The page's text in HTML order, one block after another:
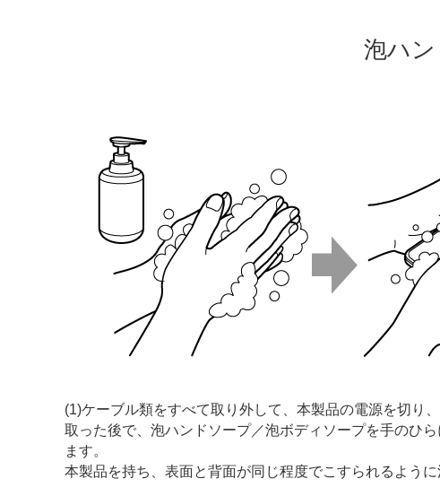
泡ハ
(1)ケーブル類をすべて取り外して、本製品の電源を切り
取った後で、泡ハンドソープ／泡ボディソープを手のひ
ます。
本製品を持ち、表面と背面が同じ程度でこすられるように